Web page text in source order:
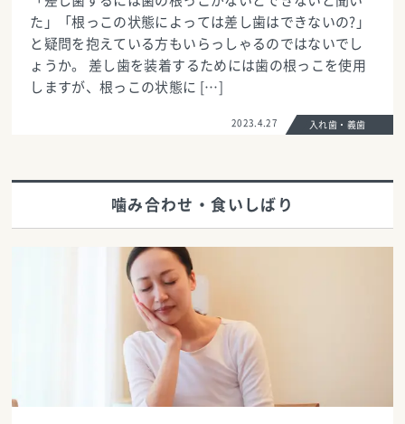
た」「根っこの状態によっては差し歯はできないの?」
と疑問を抱えている方もいらっしゃるのではないでし
ょうか。 差し歯を装着するためには歯の根っこを使用
しますが、根っこの状態に […]
2023.4.27 入れ歯・義歯
噛み合わせ・食いしばり